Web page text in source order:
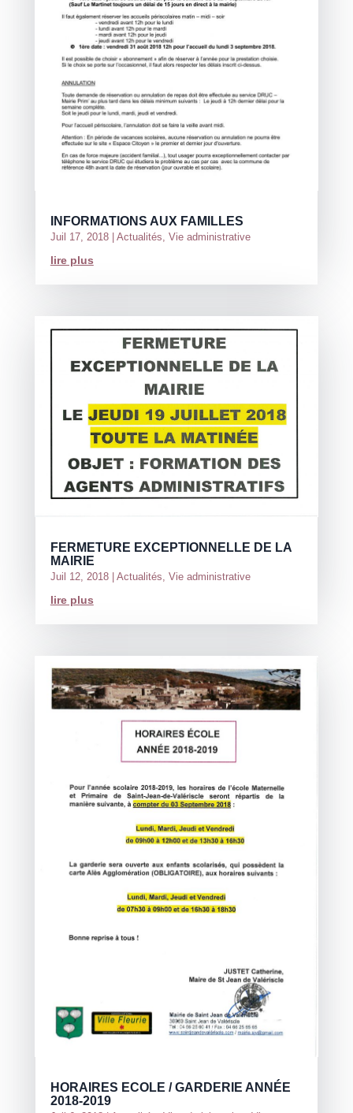
INFORMATIONS AUX FAMILLES
Juil 17, 2018| Actualités Vie administrative
lire plus
FERMETURE EXCEPTIONNELLE DE LA
MAIRIE
Juil 12, 2018| Actualités, Vie administrative
lire plus
HORAIRES ECOLE / GARDERIE ANNÉE
2018-2019